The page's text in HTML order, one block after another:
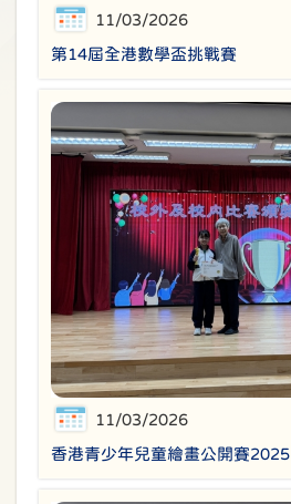
11/03/2026
第14屆全港數學盃挑戰賽
11/03/2026
香港青少年兒童繪畫公開賽2025